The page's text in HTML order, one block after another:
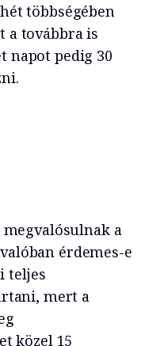
többségében
a továbbra is
napot pedig 30
a
érdemes-e
teljes
mert a
közel 15